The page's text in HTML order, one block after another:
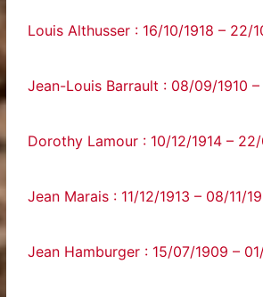
Louis Althusser : 16/10/1918 – 22/
Jean-Louis Barrault : 08/09/1910
Dorothy Lamour : 10/12/1914 –
Jean Marais : 11/12/1913 – 08/11/
Jean Hamburger : 15/07/1909 –